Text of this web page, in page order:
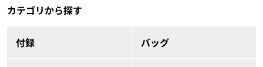
カテゴリから探す
付録 バッグ